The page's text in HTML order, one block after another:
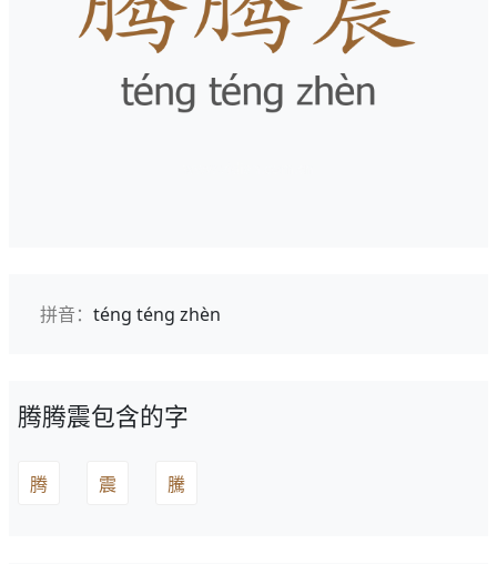
拼音： téng téng zhèn
腾腾震包含的字
腾 震 騰